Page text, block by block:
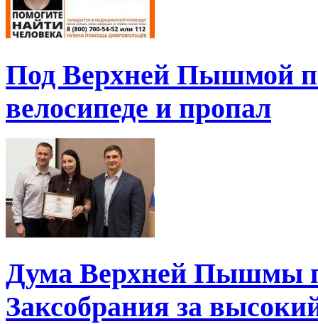
Под Верхней Пышмой
велосипеде и пропал
Дума Верхней Пышмы
Заксобрания за